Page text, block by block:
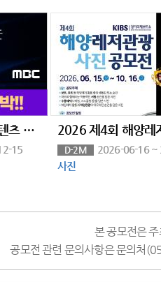
[MBC] 언리얼&블렌더 콘텐츠 전문가 과정 6기 모집
15
D-2M
2026-06-16 ~
사진
본 공모전은
공모전 관련 문의사항은 문의처